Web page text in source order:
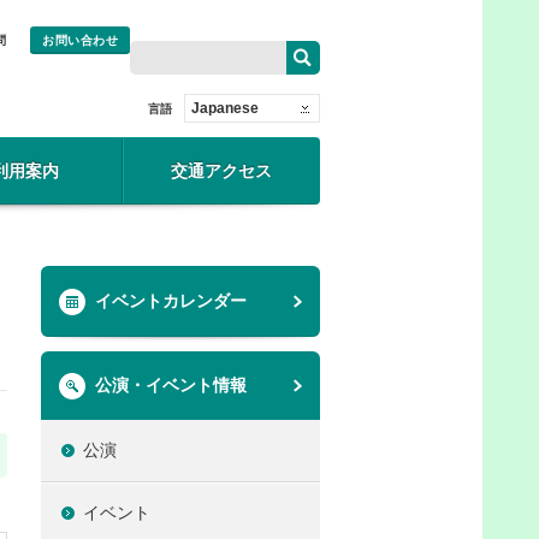
お問い合わせ
言語 Japanese
用案内 交通アクセス
イベントカレンダー
公演・イベント情報
公演
イベント